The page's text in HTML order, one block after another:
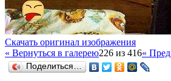
Скачать оригинал изображения
« Вернуться в галерею226 из 416« Пред
Поделиться…